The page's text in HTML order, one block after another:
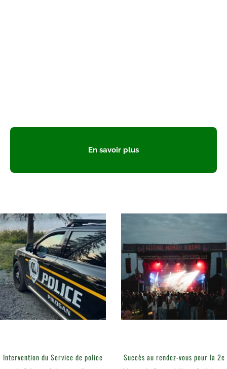
En savoir plus
Intervention du Service de police
Succès au rendez-vous pour la 2e